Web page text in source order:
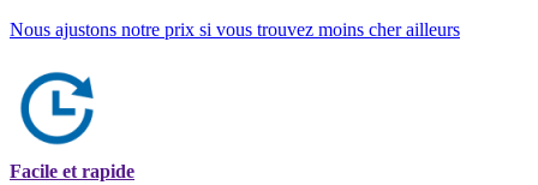
Nous ajustons notre prix si vous trouvez moins cher ailleurs
Facile et rapide